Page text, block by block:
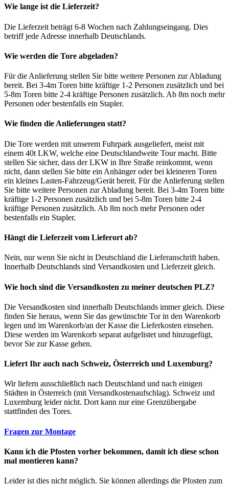
Wie lange ist die Lieferzeit?
Die Lieferzeit beträgt 6-8 Wochen nach Zahlungseingang. Dies
betriff jede Adresse innerhalb Deutschlands.
Wie werden die Tore abgeladen?
Für die Anlieferung stellen Sie bitte weitere Personen zur Abladung
bereit. Bei 3-4m Toren bitte kräftige 1-2 Personen zusätzlich und bei
5-8m Toren bitte 2-4 kräftige Personen zusätzlich. Ab 8m noch mehr
Personen oder bestenfalls ein Stapler.
Wie finden die Anlieferungen statt?
Die Tore werden mit unserem Fuhrpark ausgeliefert, meist mit
einem 40t LKW, welche eine Deutschlandweite Tour macht. Bitte
stellen Sie sicher, dass der LKW in Ihre Straße reinkommt, wenn
nicht, dann stellen Sie bitte ein Anhänger oder bei kleineren Toren
ein kleines Lasten-Fahrzeug/Gerät bereit. Für die Anlieferung stellen
Sie bitte weitere Personen zur Abladung bereit. Bei 3-4m Toren bitte
kräftige 1-2 Personen zusätzlich und bei 5-8m Toren bitte 2-4
kräftige Personen zusätzlich. Ab 8m noch mehr Personen oder
bestenfalls ein Stapler.
Hängt die Lieferzeit vom Lieferort ab?
Nein, nur wenn Sie nicht in Deutschland die Lieferanschrift haben.
Innerhalb Deutschlands sind Versandkosten und Lieferzeit gleich.
Wie hoch sind die Versandkosten zu meiner deutschen PLZ?
Die Versandkosten sind innerhalb Deutschlands immer gleich. Diese
finden Sie heraus, wenn Sie das gewünschte Tor in den Warenkorb
legen und im Warenkorb/an der Kasse die Lieferkosten einsehen.
Diese werden im Warenkorb separat aufgelistet und hinzugefügt,
bevor Sie zur Kasse gehen.
Liefert Ihr auch nach Schweiz, Österreich und Luxemburg?
Wir liefern ausschließlich nach Deutschland und nach einigen
Städten in Österreich (mit Versandkostenaufschlag). Schweiz und
Luxemburg leider nicht. Dort kann nur eine Grenzübergabe
stattfinden des Tores.
Fragen zur Montage
Kann ich die Pfosten vorher bekommen, damit ich diese schon
mal montieren kann?
Leider ist dies nicht möglich. Sie können allerdings die Pfosten zum